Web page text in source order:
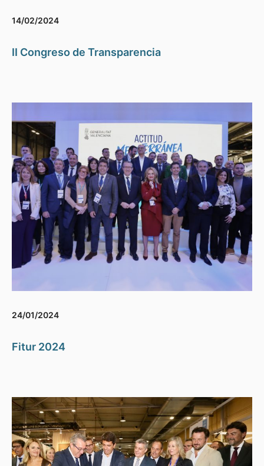
14/02/2024
II Congreso de Transparencia
24/01/2024
Fitur 2024